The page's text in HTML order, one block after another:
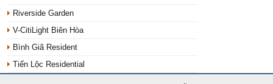
Riverside Garden
V-CitiLight Biên Hòa
Bình Giã Resident
Tiến Lộc Residential